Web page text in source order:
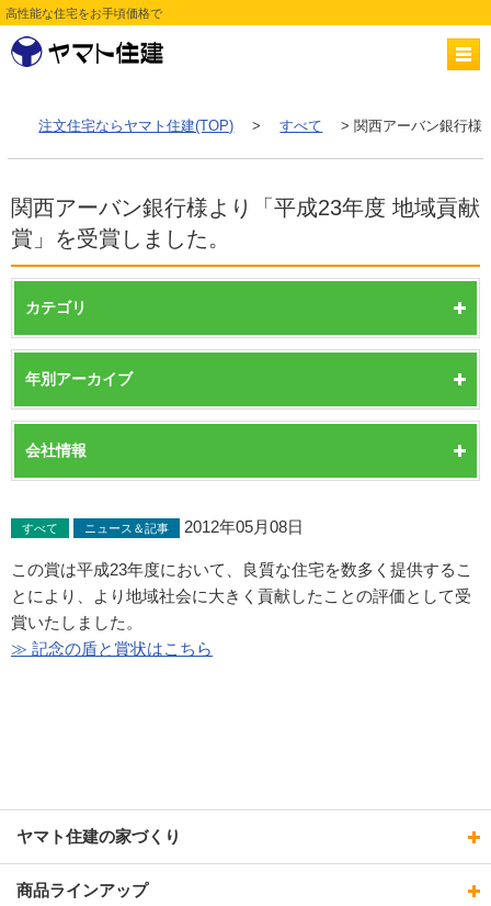
高性能な住宅をお手頃価格で
注文住宅ならヤマト住建(TOP) > すべて > 関西アーバン銀行様
関西アーバン銀行様より「平成23年度 地域貢献
賞」を受賞しました。
カテゴリ
年別アーカイブ
会社情報
すべて ニュース＆記事 2012年05月08日
この賞は平成23年度において、良質な住宅を数多く提供するこ
とにより、より地域社会に大きく貢献したことの評価として受
賞いたしました。
≫ 記念の盾と賞状はこちら
ヤマト住建の家づくり
商品ラインアップ